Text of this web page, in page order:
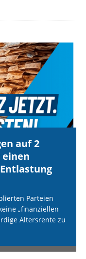
auf 2
einen
Parteien
„finanziellen
Altersrente zu